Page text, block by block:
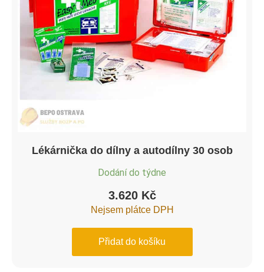
Lékárnička do dílny a autodílny 30 osob
Dodání do týdne
3.620 Kč
Nejsem plátce DPH
Přidat do košíku